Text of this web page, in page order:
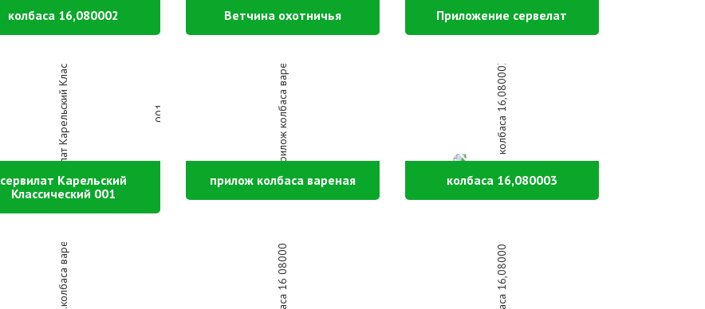
колбаса 16,080002 Ветчина охотничья Приложение сервелат
сервилат Карельский
Классический 001
прилож колбаса вареная колбаса 16,080003